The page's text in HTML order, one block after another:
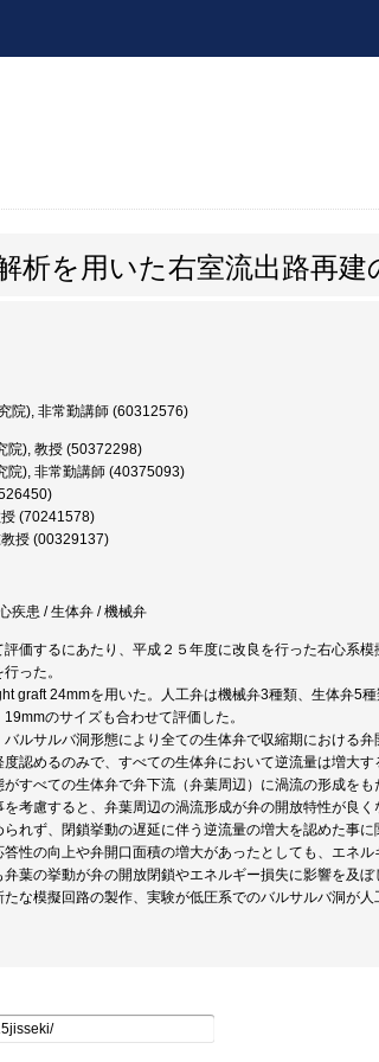
析を用いた右室流出路再建
院), 非常勤講師 (60312576)
院), 教授 (50372298)
院), 非常勤講師 (40375093)
(70241578)
授 (00329137)
疾患 / 生体弁 / 機械弁
価するにあたり、平成２５年度に改良を行った右心系
った。
graft 24mmを用いた。人工弁は機械弁3種類、生体弁5
のサイズも合わせて評価した。
ルサルバ洞形態により全ての生体弁で収縮期における
認めるのみで、すべての生体弁において逆流量は増大
すべての生体弁で弁下流（弁葉周辺）に渦流の形成を
考慮すると、弁葉周辺の渦流形成が弁の開放特性が良
れず、閉鎖挙動の遅延に伴う逆流量の増大を認めた事に
性の向上や弁開口面積の増大があったとしても、エネ
葉の挙動が弁の開放閉鎖やエネルギー損失に影響を及
な模擬回路の製作、実験が低圧系でのバルサルバ洞が